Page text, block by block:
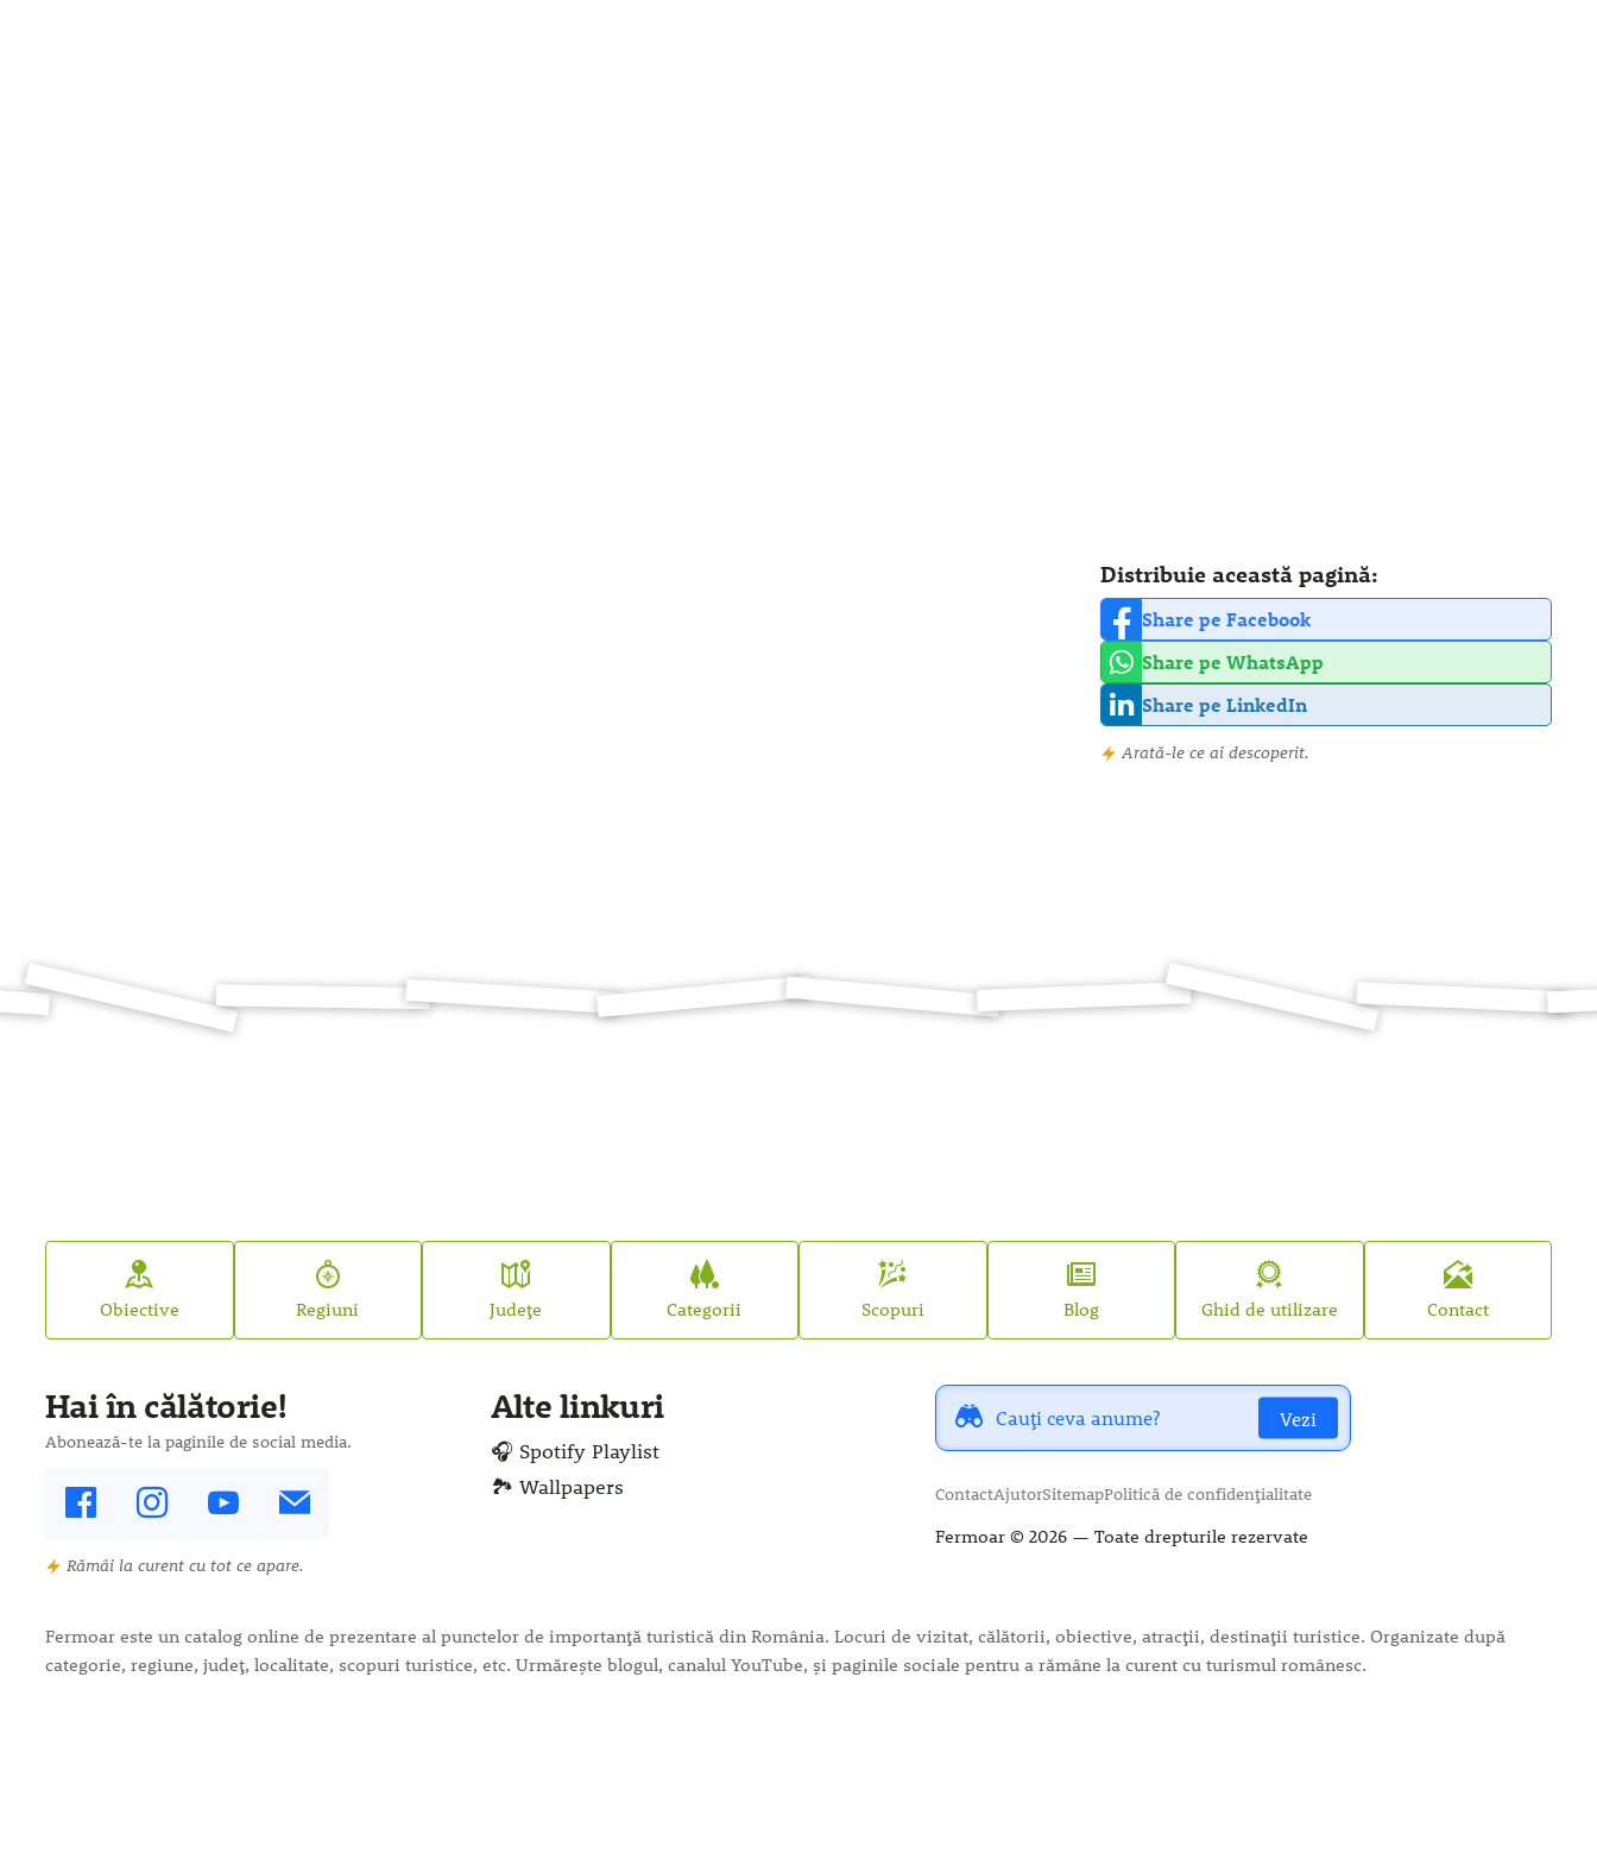
Distribuie această pagină:
Share pe Facebook
Share pe WhatsApp
Share pe LinkedIn
Arată-le ce ai descoperit.
Obiective Regiuni Categorii Scopuri Blog Ghid de utilizare Contact
Județe
Hai în călătorie!
Abonează-te la paginile de social media.
Rămâi la curent cu tot ce apare.
Alte linkuri
🎧 Spotify Playlist
🏞️ Wallpapers
Vezi
ContactAjutorSitemapPolitică de confidențialitate
Fermoar © 2026 — Toate drepturile rezervate
Fermoar este un catalog online de prezentare al punctelor de importanță turistică din România. Locuri de vizitat, călătorii, obiective, atracții, destinații turistice. Organizate după
categorie, regiune, județ, localitate, scopuri turistice, etc. Urmărește blogul, canalul YouTube, și paginile sociale pentru a rămâne la curent cu turismul românesc.